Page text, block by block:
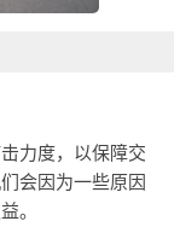
力度，以保障交
会因为一些原因
。